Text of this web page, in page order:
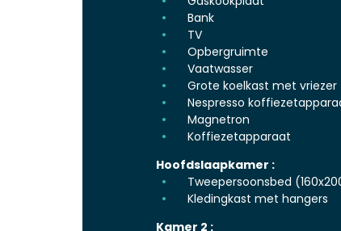
Bank
TV
Opbergruimte
Vaatwasser
Grote koelkast met vriezer
Nespresso
Magnetron
Koffiezetapparaat
Hoofdslaapkamer :
Tweepersoonsbed
Kledingkast met hangers
Kamer 2 :